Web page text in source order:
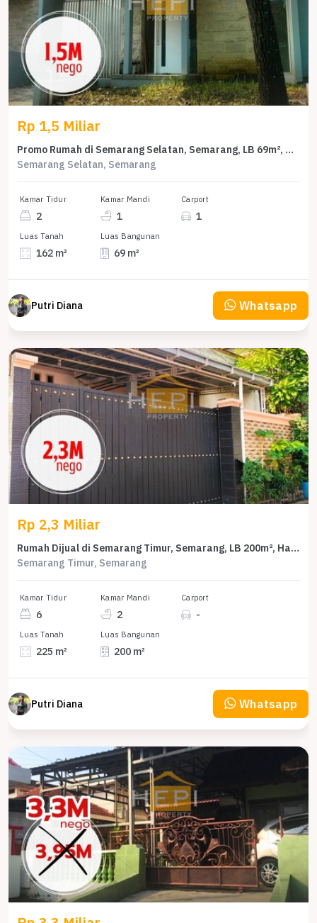
Rp 1,5 Miliar
Promo Rumah di Semarang Selatan, Semarang, LB 69m², Harga 1,5 Miliar
Semarang Selatan, Semarang
Kamar Tidur
2
Kamar Mandi
1
Carport
1
Luas Tanah
162 m²
Luas Bangunan
69 m²
Putri Diana Whatsapp
Rp 2,3 Miliar
Rumah Dijual di Semarang Timur, Semarang, LB 200m², Harga Kompetitif!
Semarang Timur, Semarang
Kamar Tidur
6
Kamar Mandi
2
Carport
-
Luas Tanah
225 m²
Luas Bangunan
200 m²
Putri Diana Whatsapp